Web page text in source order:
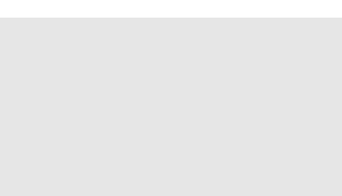
2026-08-06 13:45:15